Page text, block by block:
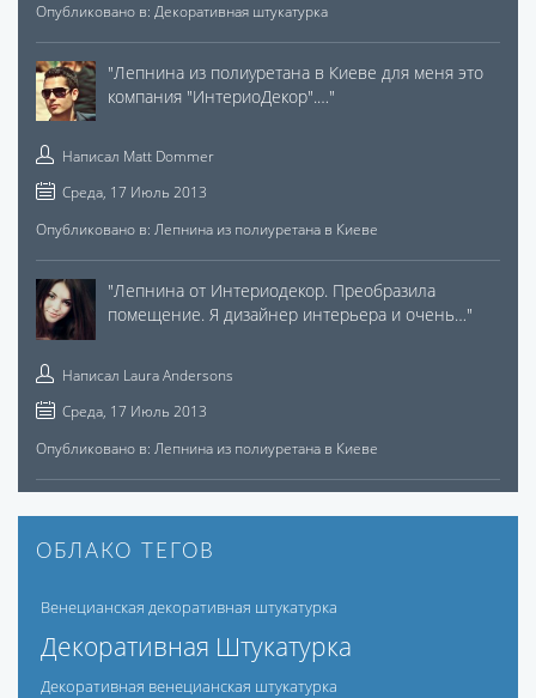
Опубликовано в: Декоративная штукатурка
"Лепнина из полиуретана в Киеве для меня это
компания "ИнтериоДекор".…"
Написал Matt Dommer
Среда, 17 Июль 2013
Опубликовано в: Лепнина из полиуретана в Киеве
"Лепнина от Интериодекор. Преобразила
помещение. Я дизайнер интерьера и очень…"
Написал Laura Andersons
Среда, 17 Июль 2013
Опубликовано в: Лепнина из полиуретана в Киеве
ОБЛАКО ТЕГОВ
Венецианская декоративная штукатурка
Декоративная Штукатурка
Декоративная венецианская штукатурка